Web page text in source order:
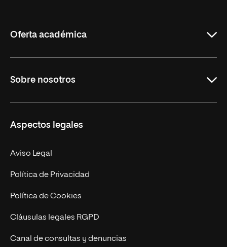
Oferta académica
Másteres Oficiales
Doctorados
Experto Universitario
Postgrados
Cursos Universitarios
Sobre nosotros
Facultades
Nuestro Equipo
Trabaja en UNIR
Actualidad
UNIR Revista
Eventos
Aspectos legales
Aviso Legal
Política de Privacidad
Política de Cookies
Cláusulas legales RGPD
Canal de consultas y denuncias